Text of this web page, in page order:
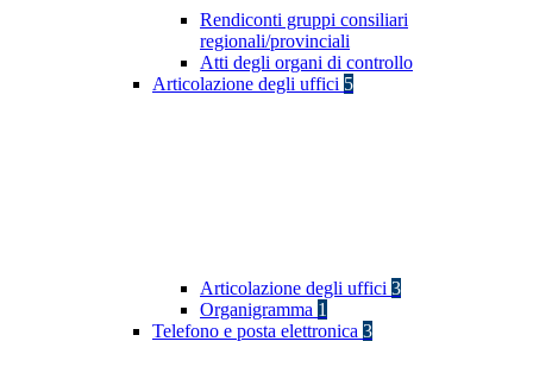
Rendiconti gruppi consiliari
regionali/provinciali
Atti degli organi di controllo
Articolazione degli uffici 5
Articolazione degli uffici 3
Organigramma 1
Telefono e posta elettronica 3